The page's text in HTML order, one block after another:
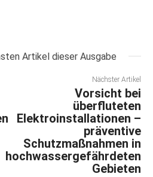
Artikel dieser Ausgabe
Nächster Artikel
Vorsicht bei
überfluteten
Elektroinstallationen –
präventive
Schutzmaßnahmen in
hochwassergefährdeten
Gebieten